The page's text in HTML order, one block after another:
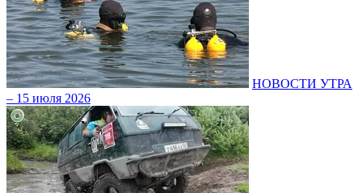
НОВОСТИ УТРА
– 15 июля 2026